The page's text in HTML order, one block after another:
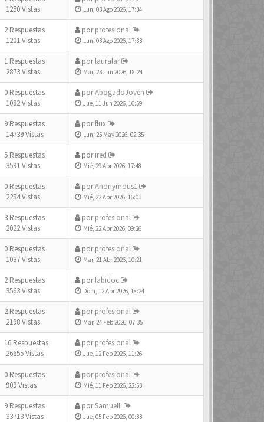
1250 Vistas
Lun, 03 Ago 2026, 17:34
2 Respuestas
1201 Vistas
porprofesional
Lun, 03 Ago 2026, 17:33
1 Respuestas
2873 Vistas
porlauralar
Mar, 23 Jun 2026, 18:24
0 Respuestas
1082 Vistas
porAbogadoJoven
Jue, 11 Jun 2026, 16:59
9 Respuestas
14739 Vistas
porflux
Lun, 25 May 2026, 02:35
5 Respuestas
3591 Vistas
porired
Mié, 29 Abr 2026, 17:48
0 Respuestas
2284 Vistas
porAnonymous1
Mié, 22 Abr 2026, 16:03
3 Respuestas
2022 Vistas
porprofesional
Mié, 22 Abr 2026, 09:26
0 Respuestas
1037 Vistas
porprofesional
Mar, 21 Abr 2026, 10:21
2 Respuestas
3563 Vistas
porfabidoc
Dom, 12 Abr 2026, 18:24
2 Respuestas
2198 Vistas
porprofesional
Mar, 24 Feb 2026, 07:35
16 Respuestas
26655 Vistas
porprofesional
Jue, 12 Feb 2026, 11:26
0 Respuestas
909 Vistas
porprofesional
Mié, 11 Feb 2026, 22:53
9 Respuestas
33713 Vistas
porSamuelli
Jue, 05 Feb 2026, 00:33